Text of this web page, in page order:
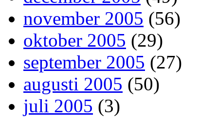
november 2005 (56)
oktober 2005 (29)
september 2005 (27)
augusti 2005 (50)
juli 2005 (3)